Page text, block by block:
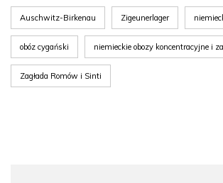
Auschwitz-Birkenau Zigeunerlager
obóz cygański niemieckie obozy koncentracyjne i
Zagłada Romów i Sinti